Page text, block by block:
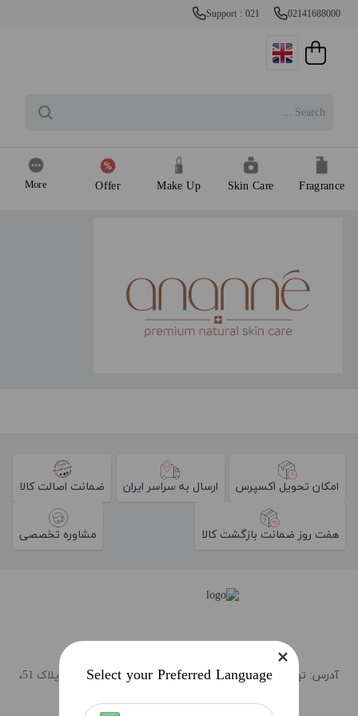
Support : 021 02141688000
Fragrance
Skin Care
Make Up
Offer
More
امکان تحویل اکسپرس ارسال به سراسر ایران ضمانت اصالت کالا
هفت روز ضمانت بازگشت کالا مشاوره تخصصی
آدرس: تهران، میدان آرژانتین، ابتدای احمد قصیر (بخارست)، پلاک 51،
کدپستی: 1514843583
Select your Preferred Language